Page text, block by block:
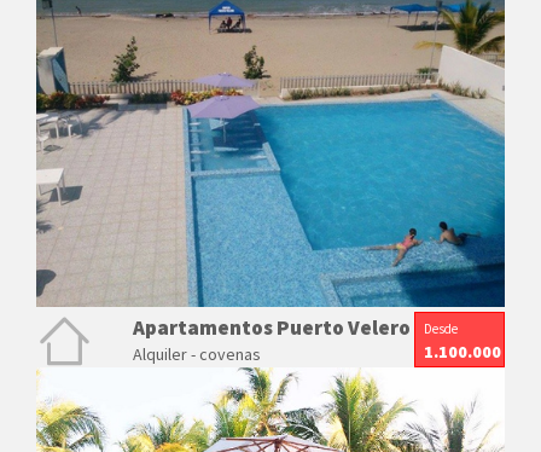
Apartamentos Puerto Velero
Alquiler - covenas
Desde
1.100.000